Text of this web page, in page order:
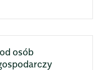
osób